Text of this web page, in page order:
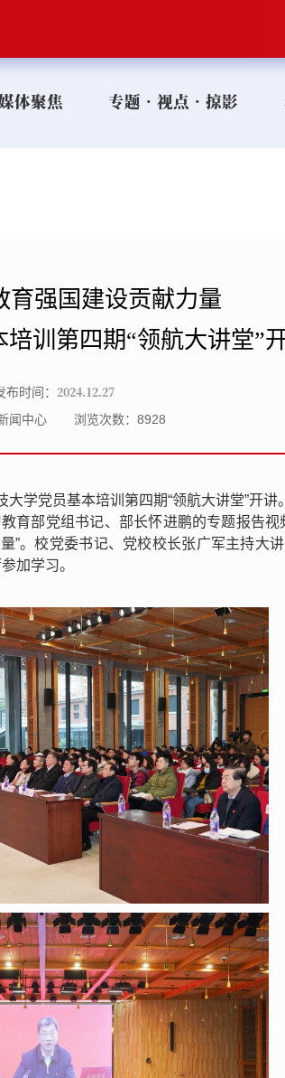
体聚焦 专题•视点•掠影
育强国建设贡献力量
训第四期“领航大讲堂”
布时间： 2024.12.27
闻中心 浏览次数： 8928
大学党员基本培训第四期“领航大讲堂”开讲
教育部党组书记、部长怀进鹏的专题报告视
”。校党委书记、 党校校长张广军主持大
加学习。